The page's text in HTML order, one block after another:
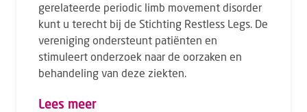
gerelateerde periodic limb movement disorder
kunt u terecht bij de Stichting Restless Legs. De
vereniging ondersteunt patiënten en
stimuleert onderzoek naar de oorzaken en
behandeling van deze ziekten.
Lees meer